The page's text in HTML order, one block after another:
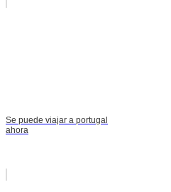
Se puede viajar a portugal
ahora